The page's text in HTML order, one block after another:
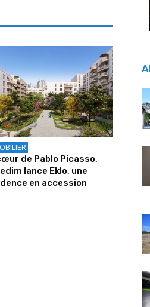
de Pablo Picasso,
lance Eklo, une
en accession